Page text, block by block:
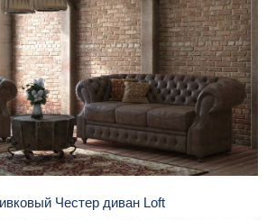
Честер диван Loft